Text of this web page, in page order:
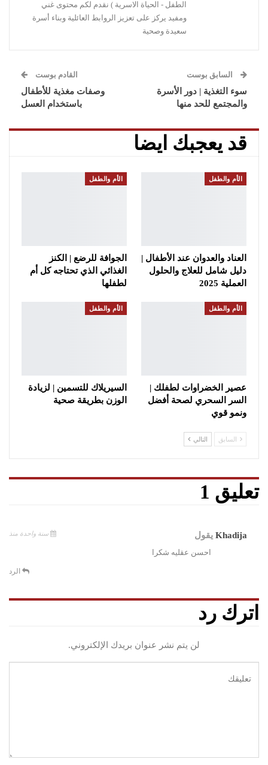
الطفل - الحياة الاسرية ) نقدم لكم محتوى غني
ومفيد يركز على تعزيز الروابط العائلية وبناء أسرة
سعيدة وصحية
السابق بوست
سوء التغذية | دور الأسرة
والمجتمع للحد منها
القادم بوست
وصفات مغذية للأطفال
باستخدام العسل
قد يعجبك ايضا
الأم والطفل
العناد والعدوان عند الأطفال |
دليل شامل للعلاج والحلول
العملية 2025
الأم والطفل
الجوافة للرضع | الكنز
الغذائي الذي تحتاجه كل أم
لطفلها
الأم والطفل
عصير الخضراوات لطفلك |
السر السحري لصحة أفضل
ونمو قوي
الأم والطفل
السيريلاك للتسمين | لزيادة
الوزن بطريقة صحية
السابق التالي
تعليق 1
Khadija يقول سنة واحدة منذ
احسن عقليه شكرا
الرد
اترك رد
لن يتم نشر عنوان بريدك الإلكتروني.